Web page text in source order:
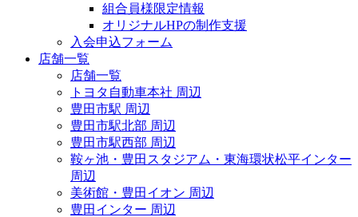
組合員様限定情報
オリジナルHPの制作支援
入会申込フォーム
店舗一覧
店舗一覧
トヨタ自動車本社 周辺
豊田市駅 周辺
豊田市駅北部 周辺
豊田市駅西部 周辺
鞍ヶ池・豊田スタジアム・東海環状松平インター
周辺
美術館・豊田イオン 周辺
豊田インター 周辺